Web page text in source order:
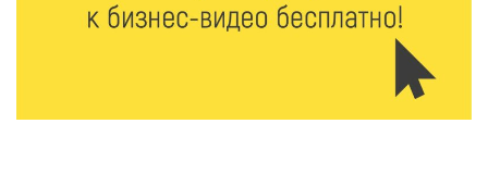
“Посольство Дружбы” стартовало в Твери: